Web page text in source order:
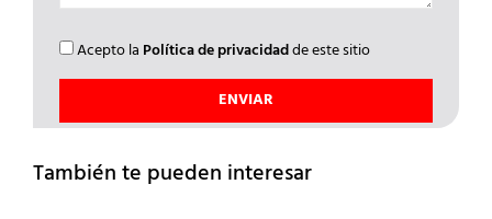
Acepto la Política de privacidadde este sitio
También te pueden interesar